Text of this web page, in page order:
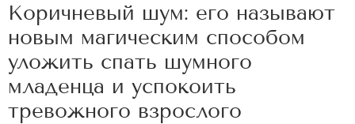
Коричневый шум: его называют
новым магическим способом
уложить спать шумного
младенца и успокоить
тревожного взрослого